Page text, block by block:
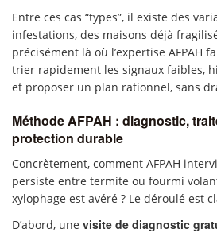
Entre ces cas “types”, il existe des
infestations, des maisons déjà
précisément là où l’expertise AFPAH
trier rapidement les signaux faibles,
et proposer un plan rationnel, sans
Méthode AFPAH : diagnostic,
protection durable
Concrètement, comment AFPAH
persiste entre termite ou fourmi
xylophage est avéré ? Le déroulé est
D’abord, une visite de diagnostic